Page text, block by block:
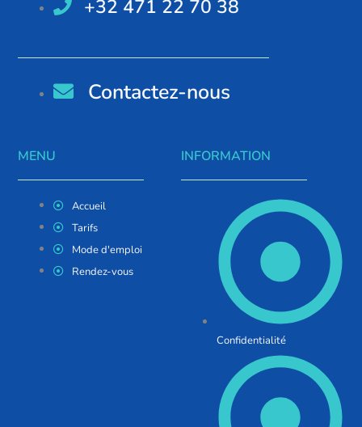
+32 471 22 70 38
Contactez-nous
MENU
Accueil
Tarifs
Mode d'emploi
Rendez-vous
INFORMATION
Confidentialité